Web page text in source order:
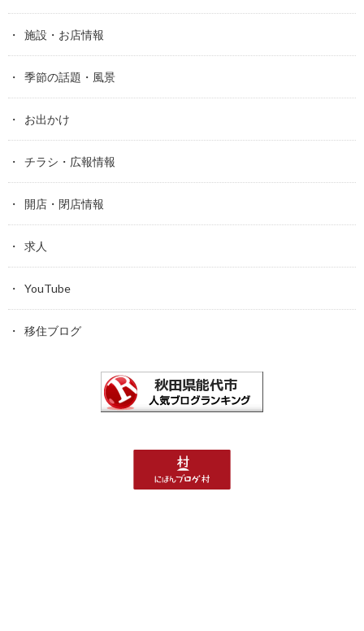
施設・お店情報
季節の話題・風景
お出かけ
チラシ・広報情報
開店・閉店情報
求人
YouTube
移住ブログ